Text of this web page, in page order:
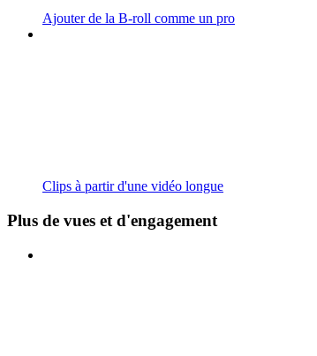
Ajouter de la B-roll comme un pro
Clips à partir d'une vidéo longue
Plus de vues et d'engagement